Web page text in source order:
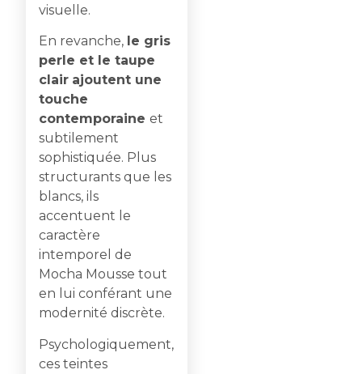
visuelle.
En revanche, le gris
perle et le taupe
clair ajoutent une
touche
contemporaine et
subtilement
sophistiquée. Plus
structurants que les
blancs, ils
accentuent le
caractère
intemporel de
Mocha Mousse tout
en lui conférant une
modernité discrète.
Psychologiquement,
ces teintes